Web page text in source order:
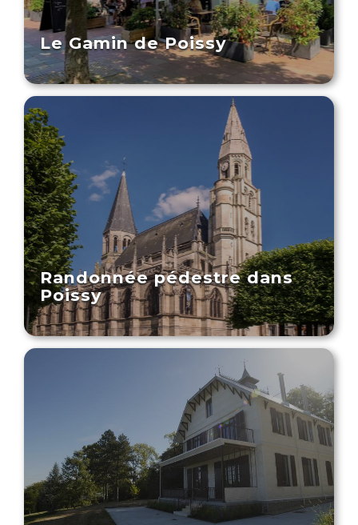
Le Gamin de Poissy
Randonnée pédestre dans
Poissy